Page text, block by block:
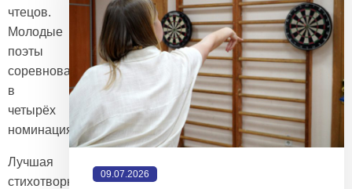
чтецов.
Молодые
поэты
соревновались
в
четырёх
номинациях:
Лучшая
стихотворная
09.07.2026